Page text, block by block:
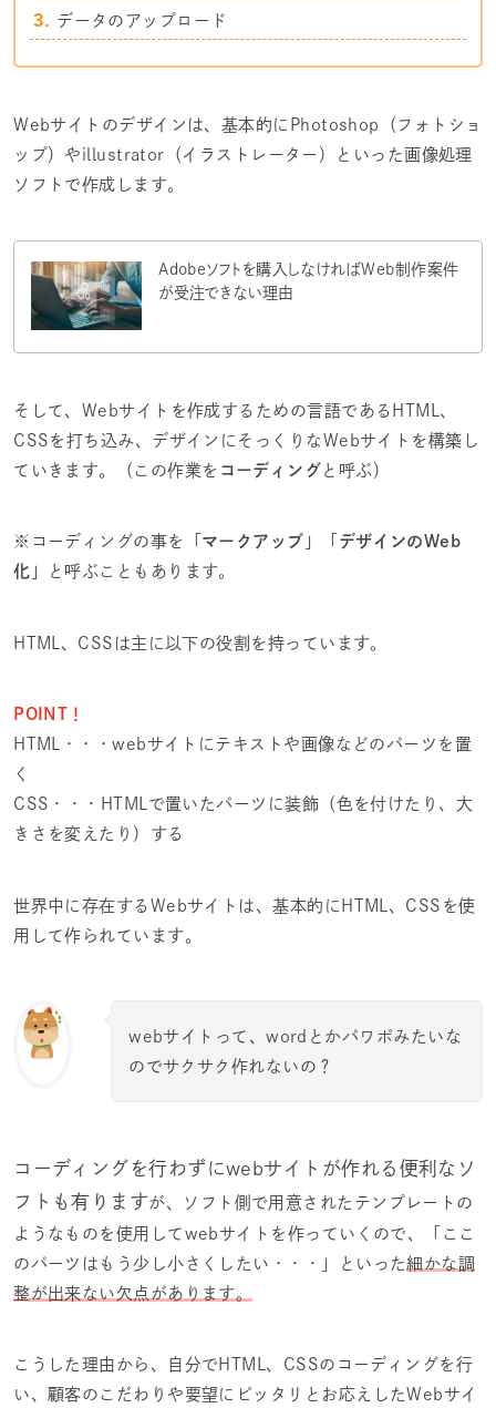
データのアップロード
Webサイトのデザインは、基本的にPhotoshop（フォトショ
ップ）やillustrator（イラストレーター）といった画像処理
ソフトで作成します。
Adobeソフトを購入しなければWeb制作案件
が受注できない理由
そして、Webサイトを作成するための言語であるHTML、
CSSを打ち込み、デザインにそっくりなWebサイトを構築し
ていきます。（この作業を コーディング と呼ぶ）
※コーディングの事を「 マークアップ 」「 デザインのWeb
化 」と呼ぶこともあります。
HTML、CSSは主に以下の役割を持っています。
POINT！
HTML・・・webサイトにテキストや画像などのパーツを置
く
CSS・・・HTMLで置いたパーツに装飾（色を付けたり、大
きさを変えたり）する
世界中に存在するWebサイトは、基本的にHTML、CSSを使
用して作られています。
webサイトって、wordとかパワポみたいな
のでサクサク作れないの？
コーディングを行わずにwebサイトが作れる便利なソ
フトも有りますが、ソフト側で用意されたテンプレートの
ようなものを使用してwebサイトを作っていくので、「ここ
のパーツはもう少し小さくしたい・・・」といった細かな調
整が出来ない欠点があります。
こうした理由から、自分でHTML、CSSのコーディングを行
い、顧客のこだわりや要望にピッタリとお応えしたWebサイ